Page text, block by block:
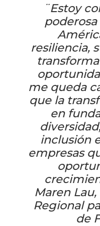
¨Estoy
resiliencia,
me queda
que la
en
inclusión
empresas
Maren
Regional
de